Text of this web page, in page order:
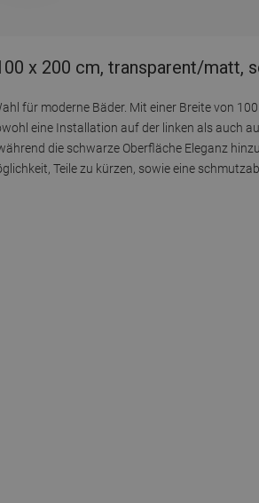
x 200 cm, transparent/matt,
für moderne Bäder. Mit einer Breite von
eine Installation auf der linken als auch
die schwarze Oberfläche Eleganz
Teile zu kürzen, sowie eine